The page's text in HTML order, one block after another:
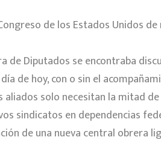
de los Estados Unidos
de Diputados se encontraba
de hoy, con o sin el
solo necesitan la mitad
sindicatos en dependencias
de una nueva central obrera